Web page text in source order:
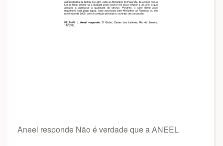
Aneel responde Não é verdade que a ANEEL